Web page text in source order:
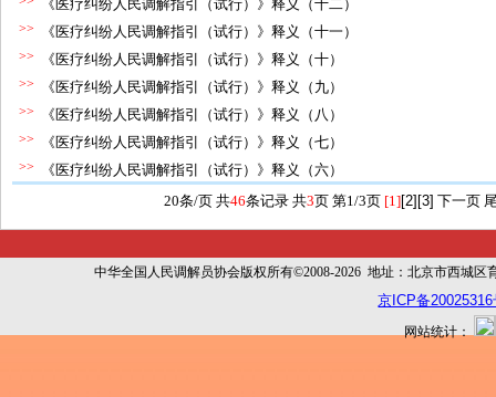
《医疗纠纷人民调解指引（试行）》释义（十二）
>> 《医疗纠纷人民调解指引（试行）》释义（十一）
>> 《医疗纠纷人民调解指引（试行）》释义（十）
>> 《医疗纠纷人民调解指引（试行）》释义（九）
>> 《医疗纠纷人民调解指引（试行）》释义（八）
>> 《医疗纠纷人民调解指引（试行）》释义（七）
>>
《医疗纠纷人民调解指引（试行）》释义（六）
20条/页 共46条记录 共3页 第1/3页 [1][2] [3] 下一页
中华全国人民调解员协会版权所有©2008-2026 地址：北京市西城
京ICP备20025316
网站统计：